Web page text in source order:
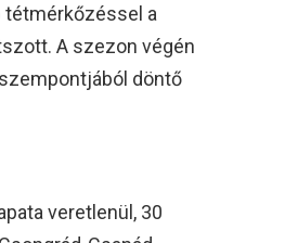
tétmérkőzéssel a
A szezon végén
döntő
veretlenül, 30